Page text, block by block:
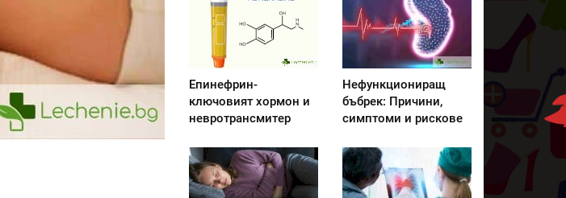
Епинефрин-
ключовият хормон и
невротрансмитер
Нефункциониращ
бъбрек: Причини,
симптоми и рискове